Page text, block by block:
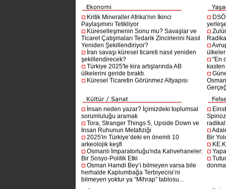
Kritik Mineraller Afrika'nın İkinci
Paylaşımını Tetikliyor
Küreselleşmenin Sonu mu? Savaşlar ve
Ticaret Çatışmaları Tedarik Zincirlerini Nasıl
Yeniden Şekillendiriyor?
İran savaşı küresel ticareti nasıl yeniden
şekillendirecek?
Türkiye 2025'te kira artışlarında AB
ülkelerini geride bıraktı.
Küresel Ticaretin Görünmez Altyapısı
"En
İnsan neden yazar? İçimizdeki toplumsal
sorumluluğu aramak
Tora, Stranger Things 5, Upside Down ve
İnsan Ruhunun Metafiziği
2025'in Türkiye’deki en önemli 10
arkeolojik keşfi
Osmanlı İmparatorluğu'nda Kahvehaneler:
Bir Sosyo-Politik Etki
Osman Hamdi Bey’i bilmeyen varsa bile
herhalde Kaplumbağa Terbiyecisi’ni
bilmeyen yoktur ya “Mihrap” tablosu...
Bir